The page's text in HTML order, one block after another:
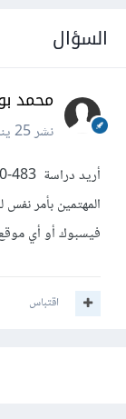
السؤال
محمد
نشر25 يناير 2016
المهتمين بأمر
فيسبوك أو أي
اقتباس